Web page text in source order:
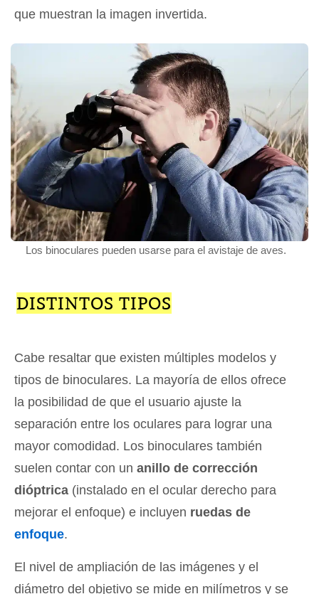
que muestran la imagen invertida.
Los binoculares pueden usarse para el avistaje de aves.
DISTINTOS TIPOS
Cabe resaltar que existen múltiples modelos y
tipos de binoculares. La mayoría de ellos ofrece
la posibilidad de que el usuario ajuste la
separación entre los oculares para lograr una
mayor comodidad. Los binoculares también
suelen contar con un anillo de corrección
dióptrica (instalado en el ocular derecho para
mejorar el enfoque) e incluyen ruedas de
enfoque.
El nivel de ampliación de las imágenes y el
diámetro del objetivo se mide en milímetros y se